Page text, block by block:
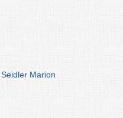
Seidler Marion